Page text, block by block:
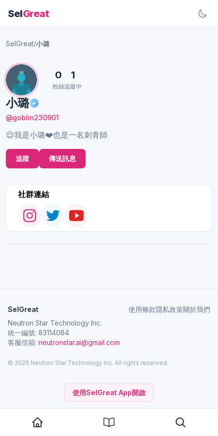
SelGreat
使用SelGreat App開啟
SelGreat/小璐
小璐
@goblin230901
😉我是小璐❤️也是一名刺青師
0
粉絲
1
追蹤中
追蹤 傳送訊息
社群連結
SelGreat
Neutron Star Technology Inc.
統一編號: 83114084
客服信箱: neutronstar.ai@gmail.com
使用條款隱私政策關於我們
© 2026 Neutron Star Technology Inc. All rights reserved.